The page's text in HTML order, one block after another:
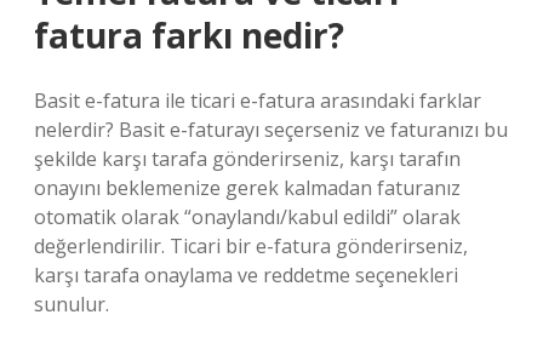
fatura farkı nedir?
Basit e-fatura ile ticari e-fatura arasındaki farklar
nelerdir? Basit e-faturayı seçerseniz ve faturanızı bu
şekilde karşı tarafa gönderirseniz, karşı tarafın
onayını beklemenize gerek kalmadan faturanız
otomatik olarak “onaylandı/kabul edildi” olarak
değerlendirilir. Ticari bir e-fatura gönderirseniz,
karşı tarafa onaylama ve reddetme seçenekleri
sunulur.